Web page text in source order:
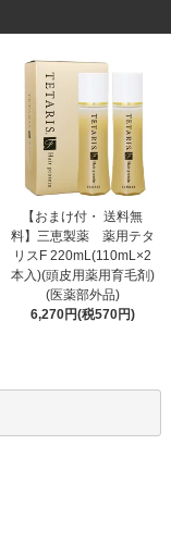
【おまけ付・ 送料無
料】三恵製薬 薬用テタ
リスF 220mL(110mL×2
本入)(頭皮用薬用育毛剤)
(医薬部外品)
6,270円(税570円)